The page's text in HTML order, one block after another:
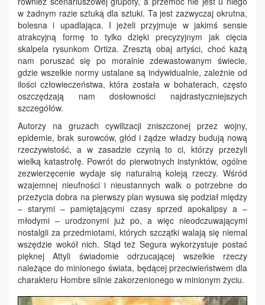
w żadnym razie sztuką dla sztuki. Ta jest zazwyczaj okrutna,
bolesna i upadlająca. I jeżeli przyjmuje w jakimś sensie
atrakcyjną formę to tylko dzięki precyzyjnym jak cięcia
skalpela rysunkom Ortiza. Zresztą obaj artyści, choć każą
nam poruszać się po moralnie zdewastowanym świecie,
gdzie wszelkie normy ustalane są indywidualnie, zależnie od
ilości człowieczeństwa, która została w bohaterach, często
oszczędzają nam dosłowności najdrastyczniejszych
szczegółów.
Autorzy na gruzach cywilizacji zniszczonej przez wojny,
epidemie, brak surowców, głód i żądze władzy budują nową
rzeczywistość, a w zasadzie czynią to ci, którzy przeżyli
wielką katastrofę. Powrót do pierwotnych instynktów, ogólne
zezwierzęcenie wydaje się naturalną koleją rzeczy. Wśród
wzajemnej nieufności i nieustannych walk o potrzebne do
przeżycia dobra na pierwszy plan wysuwa się podział między
– starymi – pamiętającymi czasy sprzed apokalipsy a –
młodymi – urodzonymi już po, a więc nieodczuwającymi
nostalgii za przedmiotami, których szczątki walają się niemal
wszędzie wokół nich. Stąd też Segura wykorzystuje postać
pięknej Attyli świadomie odrzucającej wszelkie rzeczy
należące do minionego świata, będącej przeciwieństwem dla
charakteru Hombre silnie zakorzenionego w minionym życiu.